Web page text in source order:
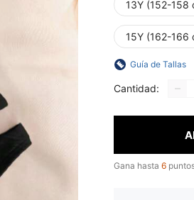
13Y (152-158
15Y (162-166
Guía de Tallas
Cantidad:
Gana hasta 6